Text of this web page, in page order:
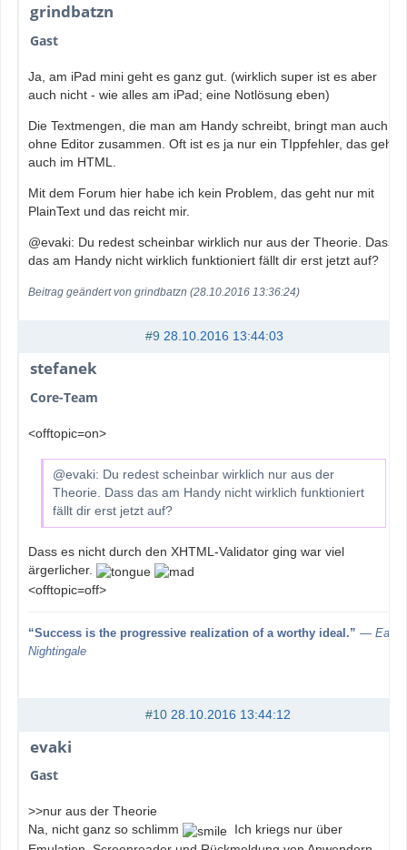
grindbatzn
Gast
Ja, am iPad mini geht es ganz gut. (wirklich super ist es aber
auch nicht - wie alles am iPad; eine Notlösung eben)
Die Textmengen, die man am Handy schreibt, bringt man auch
ohne Editor zusammen. Oft ist es ja nur ein TIppfehler, das geht
auch im HTML.
Mit dem Forum hier habe ich kein Problem, das geht nur mit
PlainText und das reicht mir.
@evaki: Du redest scheinbar wirklich nur aus der Theorie. Dass
das am Handy nicht wirklich funktioniert fällt dir erst jetzt auf?
Beitrag geändert von grindbatzn (28.10.2016 13:36:24)
#9 28.10.2016 13:44:03
stefanek
Core-Team
<offtopic=on>
@evaki: Du redest scheinbar wirklich nur aus der
Theorie. Dass das am Handy nicht wirklich funktioniert
fällt dir erst jetzt auf?
Dass es nicht durch den XHTML-Validator ging war viel
ärgerlicher.
<offtopic=off>
“Success is the progressive realization of a worthy ideal.” ― Earl
Nightingale
#10 28.10.2016 13:44:12
evaki
Gast
>>nur aus der Theorie
Na, nicht ganz so schlimm
Ich kriegs nur über